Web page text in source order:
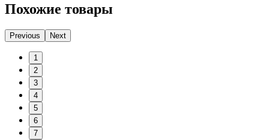
Похожие товары
Previous Next
1
2
3
4
5
6
7